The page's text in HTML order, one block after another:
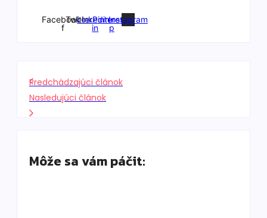
Facebook-
f
Twitter
Linkedin-
in
Pinterest-
p
Instagram
Predchádzajúci článok
Nasledujúci článok
Môže sa vám páčit: